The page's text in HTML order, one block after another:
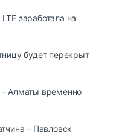
заработала на
будет перекрыт
Алматы временно
– Павловск